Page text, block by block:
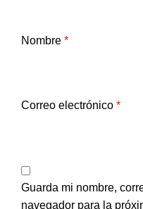
Nombre *
Correo electrónico *
Guarda mi nombre,
navegador para la